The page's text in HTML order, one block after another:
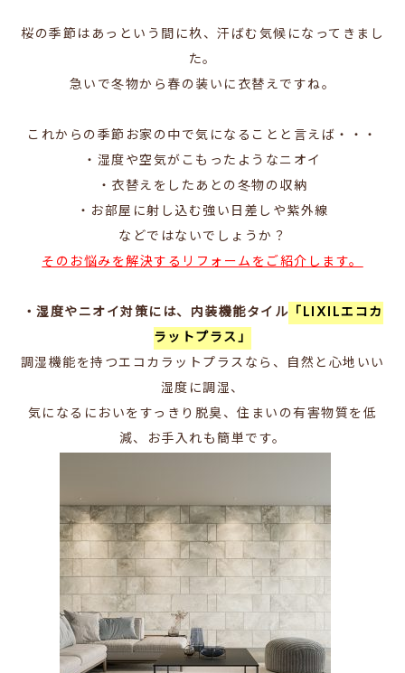
桜の季節はあっという間に杦、汗ばむ気候になってきまし
た。
急いで冬物から春の装いに衣替えですね。
これからの季節お家の中で気になることと言えば・・・
・湿度や空気がこもったようなニオイ
・衣替えをしたあとの冬物の収納
・お部屋に射し込む強い日差しや紫外線
などではないでしょうか？
そのお悩みを解決するリフォームをご紹介します。
・湿度やニオイ対策には、内装機能タイル 「LIXILエコカ
ラットプラス」
調湿機能を持つエコカラットプラスなら、 自然と心地いい
湿度に調湿、
気になるにおいをすっきり脱臭、住まいの有害物質を低
減、お手入れも簡単です。